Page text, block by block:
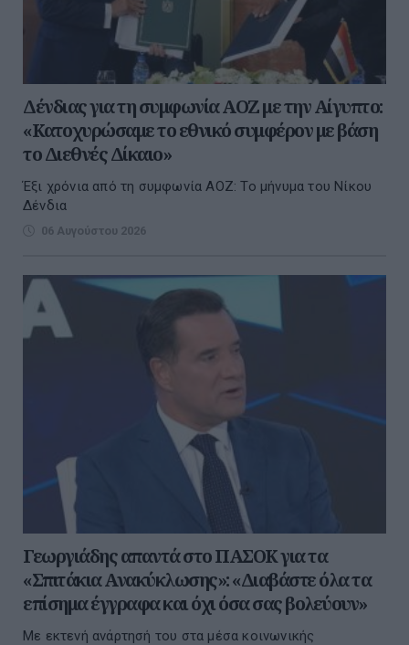
Δένδιας για τη συμφωνία ΑΟΖ με την Αίγυπτο:
«Κατοχυρώσαμε το εθνικό συμφέρον με βάση
το Διεθνές Δίκαιο»
Έξι χρόνια από τη συμφωνία ΑΟΖ: Το μήνυμα του Νίκου
Δένδια
06 Αυγούστου 2026
Γεωργιάδης απαντά στο ΠΑΣΟΚ για τα
«Σπιτάκια Ανακύκλωσης»: «Διαβάστε όλα τα
επίσημα έγγραφα και όχι όσα σας βολεύουν»
Με εκτενή ανάρτησή του στα μέσα κοινωνικής